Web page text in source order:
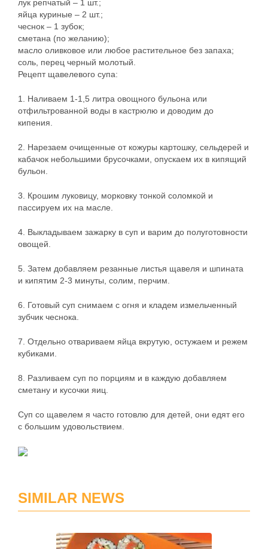
лук репчатый – 1 шт.;
яйца куриные – 2 шт.;
чеснок – 1 зубок;
сметана (по желанию);
масло оливковое или любое растительное без запаха;
соль, перец черный молотый.
Рецепт щавелевого супа:
1. Наливаем 1-1,5 литра овощного бульона или
отфильтрованной воды в кастрюлю и доводим до
кипения.
2. Нарезаем очищенные от кожуры картошку, сельдерей и
кабачок небольшими брусочками, опускаем их в кипящий
бульон.
3. Крошим луковицу, морковку тонкой соломкой и
пассируем их на масле.
4. Выкладываем зажарку в суп и варим до полуготовности
овощей.
5. Затем добавляем резанные листья щавеля и шпината
и кипятим 2-3 минуты, солим, перчим.
6. Готовый суп снимаем с огня и кладем измельченный
зубчик чеснока.
7. Отдельно отвариваем яйца вкрутую, остужаем и режем
кубиками.
8. Разливаем суп по порциям и в каждую добавляем
сметану и кусочки яиц.
Суп со щавелем я часто готовлю для детей, они едят его
с большим удовольствием.
SIMILAR NEWS